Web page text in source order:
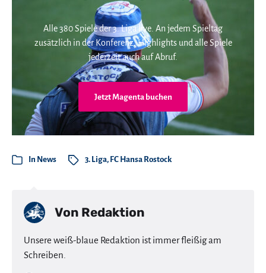
Alle 380 Spiele der 3. Liga live. An jedem Spieltag
zusätzlich in der Konferenz. Highlights und alle Spiele
jederzeit auch auf Abruf.
Jetzt Magenta buchen
In News 3. Liga, FC Hansa Rostock
Von Redaktion
Unsere weiß-blaue Redaktion ist immer fleißig am
Schreiben.